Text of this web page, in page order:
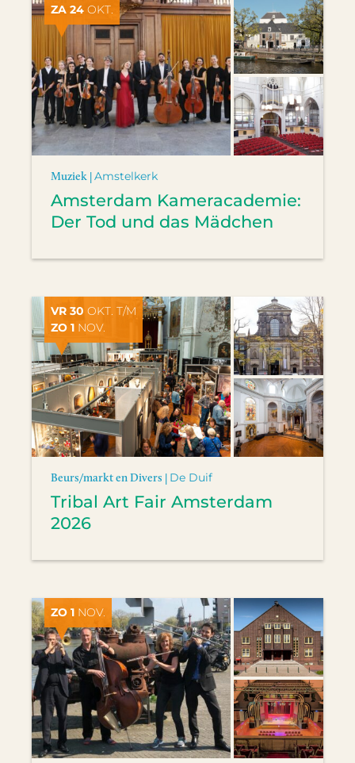
ZA 24 OKT.
Muziek |Amstelkerk
Amsterdam Kameracademie:
Der Tod und das Mädchen
VR 30 OKT. T/M
ZO 1 NOV.
Beurs/markt en Divers | De Duif
Tribal Art Fair Amsterdam
2026
ZO 1 NOV.